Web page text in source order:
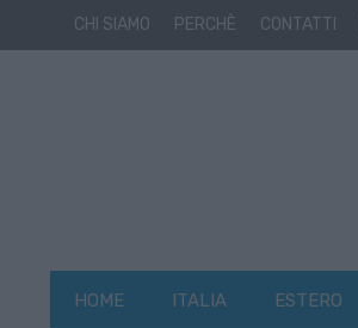
CHI SIAMO PERCHÈ CONTATTI
HOME ITALIA ESTERO